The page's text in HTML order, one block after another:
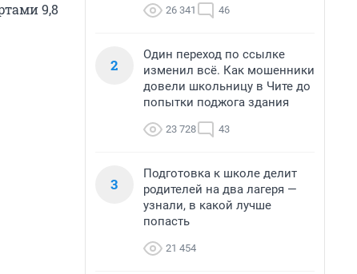
9,8
26 341 46
2
Один переход по ссылке
изменил всё. Как мошенники
довели школьницу в Чите до
попытки поджога здания
23 728 43
3
Подготовка к школе делит
родителей на два лагеря —
узнали, в какой лучше
попасть
21 454